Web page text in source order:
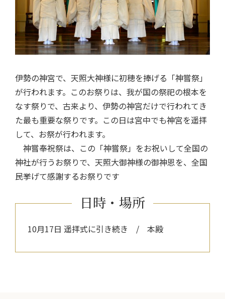
伊勢の神宮で、天照大神様に初穂を捧げる「神嘗祭」
が行われます。このお祭りは、我が国の祭祀の根本を
なす祭りで、古来より、伊勢の神宮だけで行われてき
た最も重要な祭りです。この日は宮中でも神宮を遥拝
して、お祭が行われます。
神嘗奉祝祭は、この「神嘗祭」をお祝いして全国の
神社が行うお祭りで、天照大御神様の御神恩を、全国
民挙げて感謝するお祭りです
日時・場所
10月17日 遥拝式に引き続き / 本殿